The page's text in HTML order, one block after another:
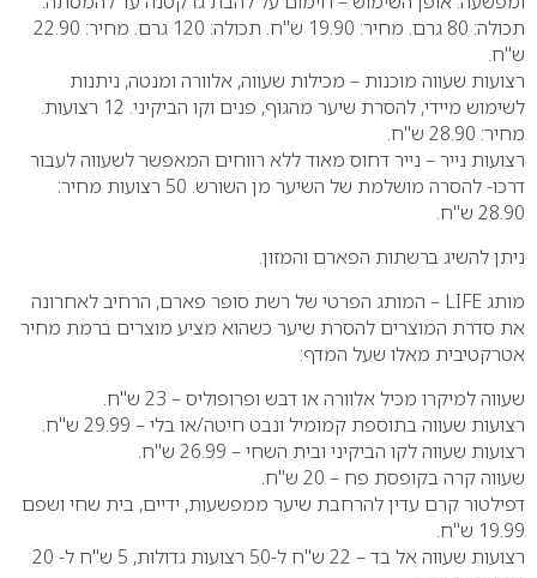
תכולה: 80 גרם. מחיר: 19.90 ש"ח. תכולה: 120 גרם. מחיר: 22.90
ש"ח.
רצועות שעווה מוכנות – מכילות שעווה, אלוורה ומנטה, ניתנות
לשימוש מיידי, להסרת שיער מהגוף, פנים וקו הביקיני. 12 רצועות.
מחיר: 28.90 ש"ח.
רצועות נייר – נייר דחוס מאוד ללא רווחים המאפשר לשעווה לעבור
דרכו- להסרה מושלמת של השיער מן השורש. 50 רצועות מחיר:
28.90 ש"ח.
ניתן להשיג ברשתות הפארם והמזון.
מותגLIFE – המותג הפרטי של רשת סופר פארם, הרחיב לאחרונה
את סדרת המוצרים להסרת שיער כשהוא מציע מוצרים ברמת מחיר
אטרקטיבית מאלו שעל המדף:
שעווה למיקרו מכיל אלוורה או דבש ופרופוליס – 23 ש"ח.
רצועות שעווה בתוספת קמומיל ונבט חיטה/או בלי – 29.99 ש"ח.
רצועות שעווה לקו הביקיני ובית השחי – 26.99 ש"ח.
שעווה קרה בקופסת פח – 20 ש"ח.
דפילטור קרם עדין להרחבת שיער ממפשעות, ידיים, בית שחי ושפם
19.99 ש"ח.
רצועות שעווה אל בד – 22 ש"ח ל-50 רצועות גדולות, 5 ש"ח ל- 20